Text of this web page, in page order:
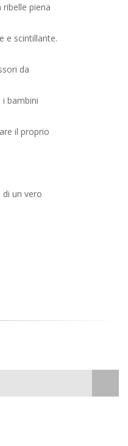
ribelle piena
e scintillante.
da
bambini
il proprio
un vero